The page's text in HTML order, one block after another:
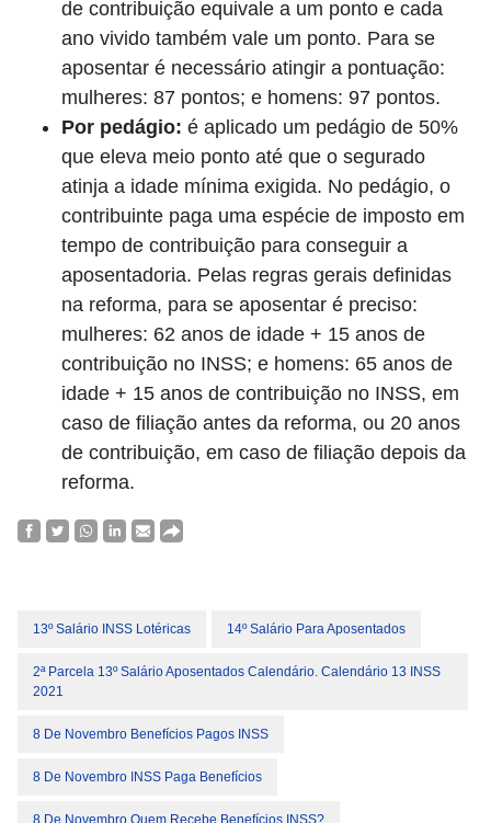
de contribuição equivale a um ponto e cada
ano vivido também vale um ponto. Para se
aposentar é necessário atingir a pontuação:
mulheres: 87 pontos; e homens: 97 pontos.
Por pedágio: é aplicado um pedágio de 50%
que eleva meio ponto até que o segurado
atinja a idade mínima exigida. No pedágio, o
contribuinte paga uma espécie de imposto em
tempo de contribuição para conseguir a
aposentadoria. Pelas regras gerais definidas
na reforma, para se aposentar é preciso:
mulheres: 62 anos de idade + 15 anos de
contribuição no INSS; e homens: 65 anos de
idade + 15 anos de contribuição no INSS, em
caso de filiação antes da reforma, ou 20 anos
de contribuição, em caso de filiação depois da
reforma.
13º Salário INSS Lotéricas 14º Salário Para Aposentados
2ª Parcela 13º Salário Aposentados Calendário. Calendário 13 INSS
2021
8 De Novembro Benefícios Pagos INSS
8 De Novembro INSS Paga Benefícios
8 De Novembro Quem Recebe Benefícios INSS?